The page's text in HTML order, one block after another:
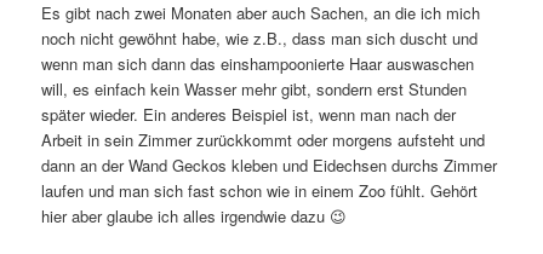
Es gibt nach zwei Monaten aber auch Sachen, an die ich mich
noch nicht gewöhnt habe, wie z.B., dass man sich duscht und
wenn man sich dann das einshampoonierte Haar auswaschen
will, es einfach kein Wasser mehr gibt, sondern erst Stunden
später wieder. Ein anderes Beispiel ist, wenn man nach der
Arbeit in sein Zimmer zurückkommt oder morgens aufsteht und
dann an der Wand Geckos kleben und Eidechsen durchs Zimmer
laufen und man sich fast schon wie in einem Zoo fühlt. Gehört
hier aber glaube ich alles irgendwie dazu 😉